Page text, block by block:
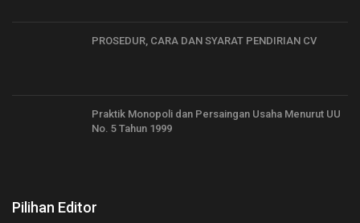
PROSEDUR, CARA DAN SYARAT PENDIRIAN CV
Praktik Monopoli dan Persaingan Usaha Menurut UU
No. 5 Tahun 1999
Pilihan Editor